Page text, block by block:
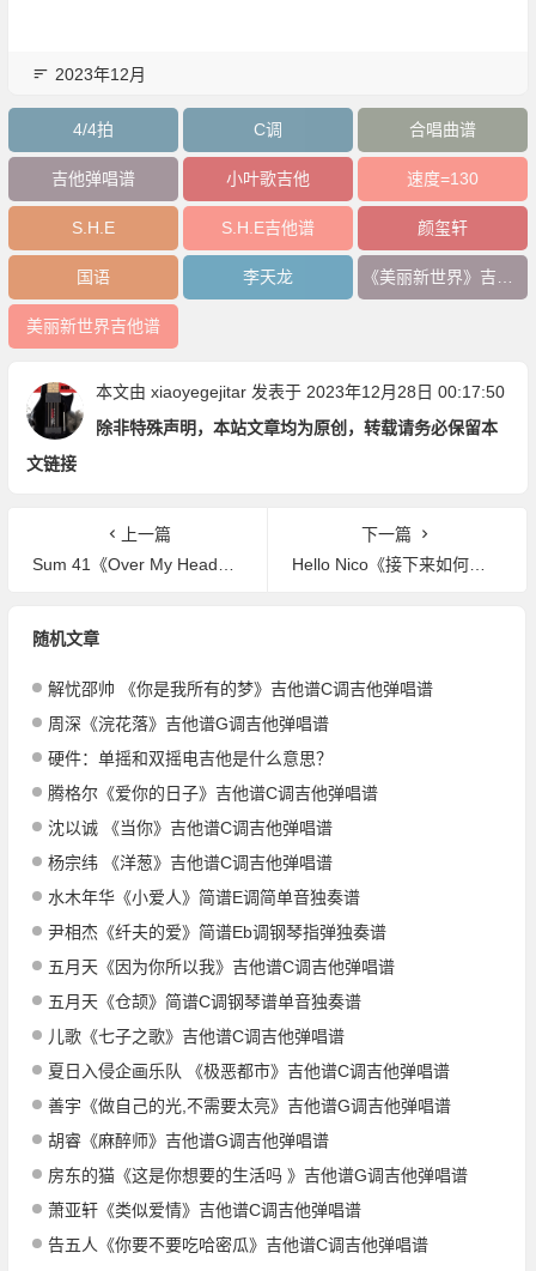
2023年12月
4/4拍 C调 合唱曲谱
吉他弹唱谱 小叶歌吉他 速度=130
S.H.E S.H.E吉他谱 颜玺轩
国语 李天龙
美丽新世界吉他谱
本文由 xiaoyegejitar发表于 2023年12月28日 00:17:50
除非特殊声明，本站文章均为原创，转载请务必保留本
文链接
上一篇
Sum 41《Over My Head》吉他谱G调吉他弹唱谱
下一篇
Hello Nico《接下来如何》吉他谱G调吉他弹唱谱
随机文章
解忧邵帅 《你是我所有的梦》吉他谱C调吉他弹唱谱
周深《浣花落》吉他谱G调吉他弹唱谱
硬件：单摇和双摇电吉他是什么意思？
腾格尔《爱你的日子》吉他谱C调吉他弹唱谱
沈以诚 《当你》吉他谱C调吉他弹唱谱
杨宗纬 《洋葱》吉他谱C调吉他弹唱谱
水木年华《小爱人》简谱E调简单音独奏谱
尹相杰《纤夫的爱》简谱Eb调钢琴指弹独奏谱
五月天《因为你所以我》吉他谱C调吉他弹唱谱
五月天《仓颉》简谱C调钢琴谱单音独奏谱
儿歌《七子之歌》吉他谱C调吉他弹唱谱
夏日入侵企画乐队 《极恶都市》吉他谱C调吉他弹唱谱
善宇《做自己的光,不需要太亮》吉他谱G调吉他弹唱谱
胡睿《麻醉师》吉他谱G调吉他弹唱谱
房东的猫《这是你想要的生活吗 》吉他谱G调吉他弹唱谱
萧亚轩《类似爱情》吉他谱C调吉他弹唱谱
告五人《你要不要吃哈密瓜》吉他谱C调吉他弹唱谱